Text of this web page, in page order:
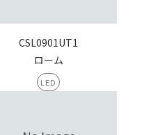
CSL0901UT1
ローム
LED